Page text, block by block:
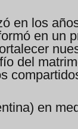
en los
en un
del
en